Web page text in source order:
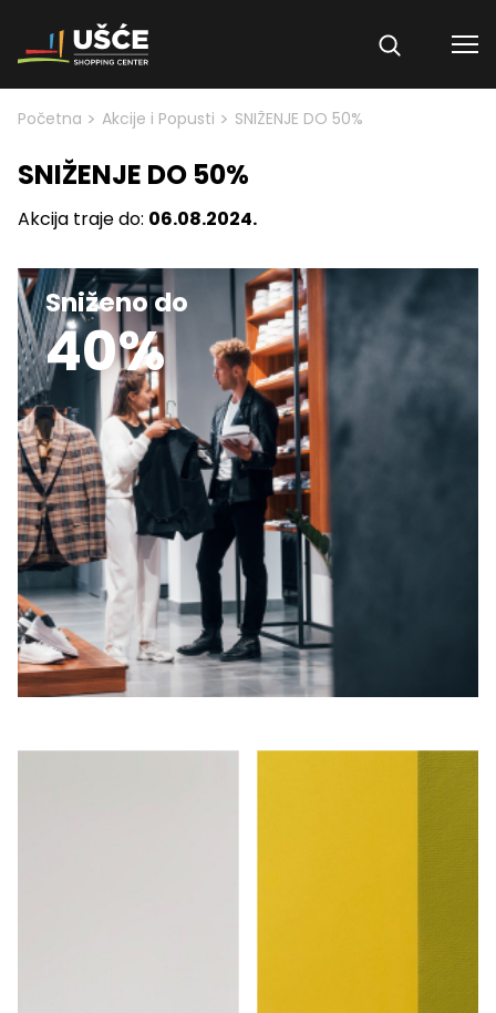
Skip to content
Početna > Akcije i Popusti > SNIŽENJE DO 50%
SNIŽENJE DO 50%
Akcija traje do: 06.08.2024.
Sniženo do
40%